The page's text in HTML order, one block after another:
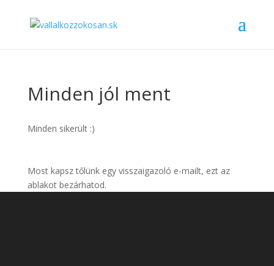
Minden jól ment
Minden sikerült :)
Most kapsz tőlünk egy visszaigazoló e-mailt, ezt az
ablakot bezárhatod.